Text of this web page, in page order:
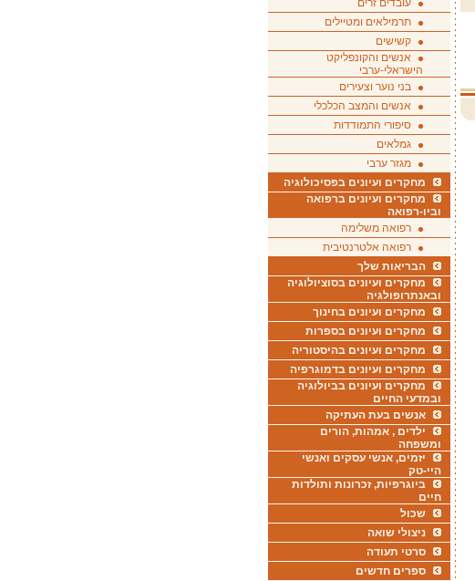
עובדים זרים
תרמילאים ומטיילים
קשישים
אנשים והקונפליקט
הישראלי-ערבי
בני נוער וצעירים
אנשים והמצב הכלכלי
סיפורי התמודדות
גמלאים
מגזר ערבי
מחקרים ועיונים בפסיכולוגיה
מחקרים ועיונים ברפואה
וביו-רפואה
רפואה משלימה
רפואה אלטרנטיבית
הבריאות שלך
מחקרים ועיונים בסוציולוגיה
ובאנתרופולגיה
מחקרים ועיונים בחינוך
מחקרים ועיונים בספרות
מחקרים ועיונים בהיסטוריה
מחקרים ועיונים בדמוגרפיה
מחקרים ועיונים בביולוגיה
ובמדעי החיים
אנשים בעת העתיקה
ילדים , אמהות, הורים
ומשפחה
יזמים, אנשי עסקים ואנשי
היי-טק
ביוגרפיות, זכרונות ותולדות
חיים
שכול
ניצולי שואה
סרטי תעודה
ספרים חדשים